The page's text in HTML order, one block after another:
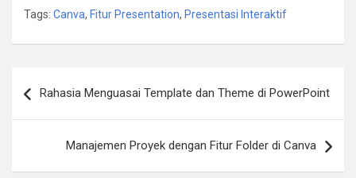
Tags: Canva, Fitur Presentation, Presentasi Interaktif
posRahasia Menguasai Template dan Theme di PowerPoint
Manajemen Proyek dengan Fitur Folder di Canva